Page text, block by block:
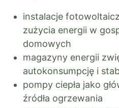
instalacje
zużycia energii w
domowych
magazyny energii
autokonsumpcję i
pompy ciepła jako
źródła ogrzewania